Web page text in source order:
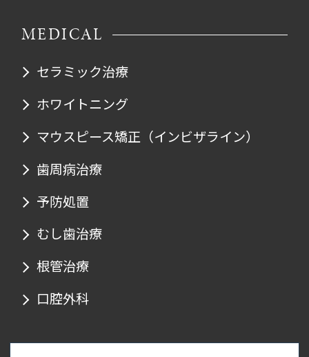
MEDICAL
セラミック治療
ホワイトニング
マウスピース矯正 （インビザライン）
歯周病治療
予防処置
むし歯治療
根管治療
口腔外科